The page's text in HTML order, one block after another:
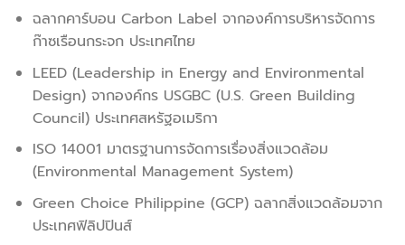
ฉลากคาร์บอน Carbon Label จากองค์การบริหารจัดการ
ก๊าซเรือนกระจก ประเทศไทย
LEED (Leadership in Energy and Environmental
Design) จากองค์กร USGBC (U.S. Green Building
Council) ประเทศสหรัฐอเมริกา
ISO 14001 มาตรฐานการจัดการเรื่องสิ่งแวดล้อม
(Environmental Management System)
Green Choice Philippine (GCP) ฉลากสิ่งแวดล้อมจาก
ประเทศฟิลิปปินส์